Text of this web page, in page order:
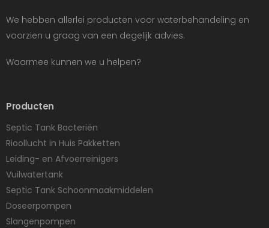
We hebben allerlei producten voor waterbehandeling en
voorzien u graag van een degelijk advies.
Waarmee kunnen we u helpen?
Producten
Septic Tank Bacteriën
Rioollucht in Huis Pakketten
Leiding- en Afvoerreinigers
Vuilwatertank
Septic Tank Schoonmaakmiddelen
Doseerpompen
Slangenpompen